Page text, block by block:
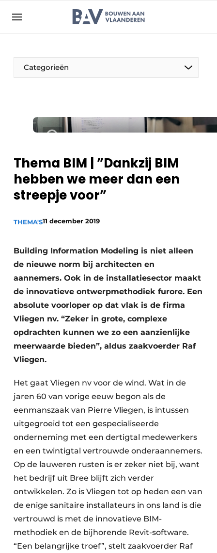
Bedrijven
Bouwen aan Vlaanderen | Platform voor de bouw
Evenement aanmelden
Meest gelezen
Nieuwsbrief
Podcasts
Video’s
Aanmelden
Bedrijven
Bedrijven
Contact
Categorieën
Beton & Staalbouw
BIM
Evenementen
Dak & Gevel
HVAC
Interieurarchitectuur
Keukens
Renovatie
Software
Toegangscontrole
Zonwering
Thema BIM | ”Dankzij BIM
hebben we meer dan een
streepje voor”
THEMA'S11 december 2019
Building Information Modeling is niet alleen
de nieuwe norm bij architecten en
aannemers. Ook in de installatiesector maakt
de innovatieve ontwerpmethodiek furore. Een
absolute voorloper op dat vlak is de firma
Vliegen nv. “Zeker in grote, complexe
opdrachten kunnen we zo een aanzienlijke
meerwaarde bieden”, aldus zaakvoerder Raf
Vliegen.
Het gaat Vliegen nv voor de wind. Wat in de
jaren 60 van vorige eeuw begon als de
eenmanszaak van Pierre Vliegen, is intussen
uitgegroeid tot een gespecialiseerde
onderneming met een dertigtal medewerkers
en een twintigtal vertrouwde onderaannemers.
Op de lauweren rusten is er zeker niet bij, want
het bedrijf uit Bree blijft zich verder
ontwikkelen. Zo is Vliegen tot op heden een van
de enige sanitaire installateurs in ons land is die
vertrouwd is met de innovatieve BIM-
methodiek en de bijhorende Revit-software.
“Een belangrijke troef”, stelt zaakvoerder Raf